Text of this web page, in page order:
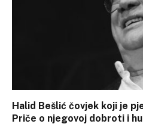
Halid Bešlić čovjek koji je
Priče o njegovoj dobroti i